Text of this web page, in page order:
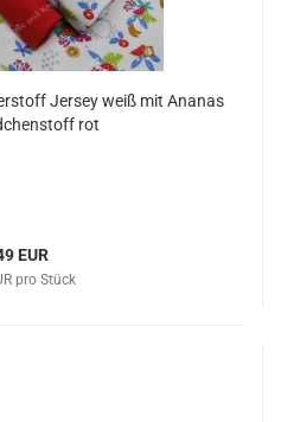
Jersey weiß mit Ananas
rot
EUR
pro Stück